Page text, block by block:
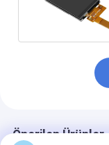
Önerilen Ürünler